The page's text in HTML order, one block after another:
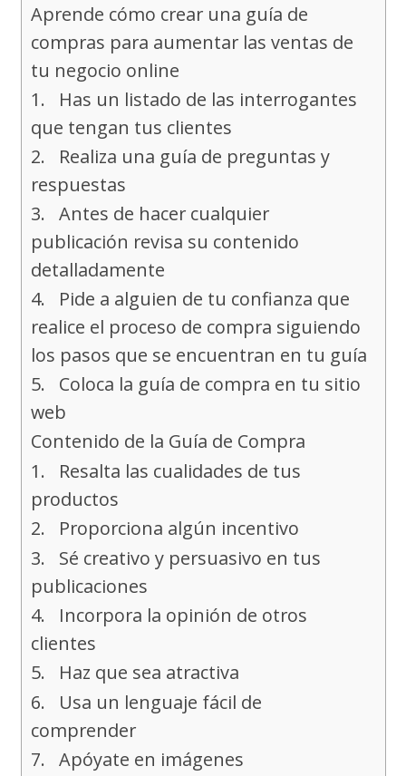
Aprende cómo crear una guía de
compras para aumentar las ventas de
tu negocio online
1. Has un listado de las interrogantes
que tengan tus clientes
2. Realiza una guía de preguntas y
respuestas
3. Antes de hacer cualquier
publicación revisa su contenido
detalladamente
4. Pide a alguien de tu confianza que
realice el proceso de compra siguiendo
los pasos que se encuentran en tu guía
5. Coloca la guía de compra en tu sitio
web
Contenido de la Guía de Compra
1. Resalta las cualidades de tus
productos
2. Proporciona algún incentivo
3. Sé creativo y persuasivo en tus
publicaciones
4. Incorpora la opinión de otros
clientes
5. Haz que sea atractiva
6. Usa un lenguaje fácil de
comprender
7. Apóyate en imágenes